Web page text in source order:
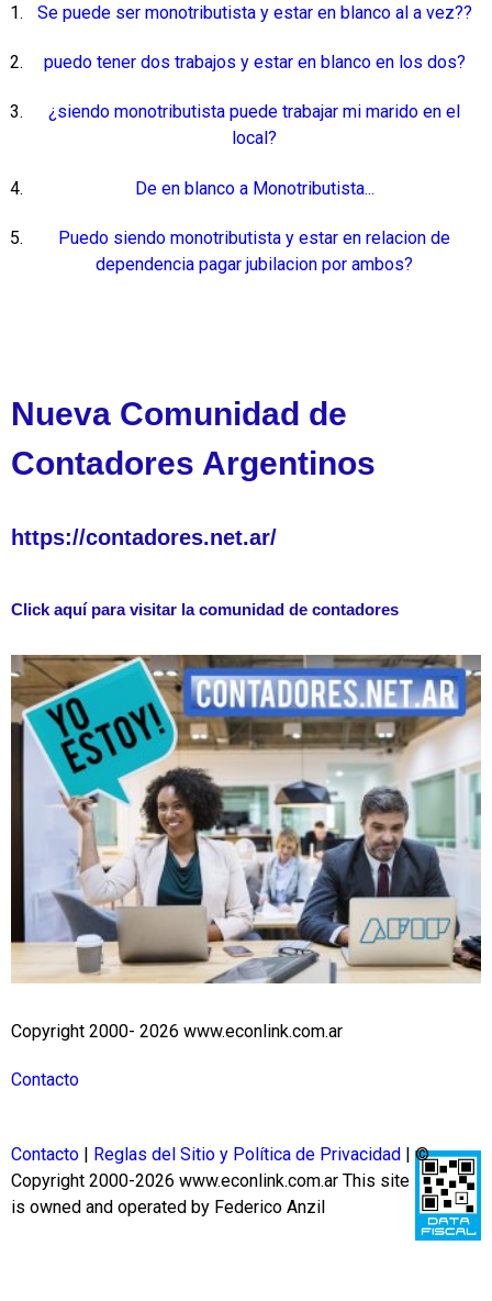
Se puede ser monotributista y estar en blanco al a vez??
puedo tener dos trabajos y estar en blanco en los dos?
¿siendo monotributista puede trabajar mi marido en el
local?
De en blanco a Monotributista...
Puedo siendo monotributista y estar en relacion de
dependencia pagar jubilacion por ambos?
Nueva Comunidad de
Contadores Argentinos
https://contadores.net.ar/
Click aquí para visitar la comunidad de contadores
Copyright 2000- 2026 www.econlink.com.ar
Contacto
Contacto Reglas del Sitio y Política de Privacidad
| ©
Copyright 2000-2026 www.econlink.com.ar This site
is owned and operated by Federico Anzil